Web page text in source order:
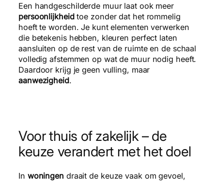
Een handgeschilderde muur laat ook meer
persoonlijkheidtoe zonder dat het rommelig
hoeft te worden. Je kunt elementen verwerken
die betekenis hebben, kleuren perfect laten
aansluiten op de rest van de ruimte en de schaal
volledig afstemmen op wat de muur nodig heeft.
Daardoor krijg je geen vulling, maar
aanwezigheid.
Voor thuis of zakelijk – de
keuze verandert met het doel
In woningen draait de keuze vaak om gevoel,